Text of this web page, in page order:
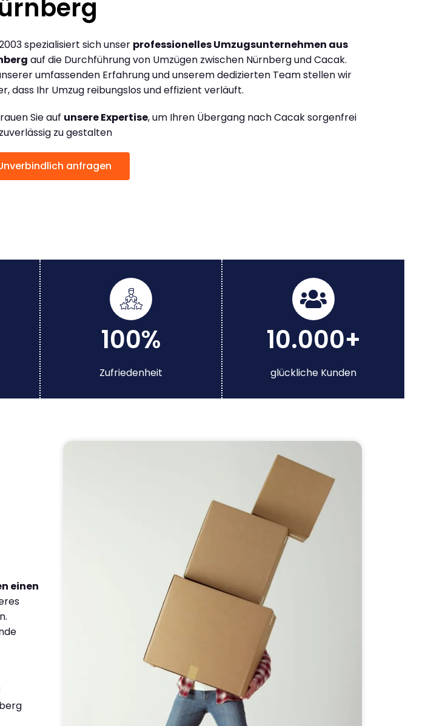
spezialisiert sich unser professionelles Umzugsunternehmen aus
auf die Durchführung von Umzügen zwischen Nürnberg und Cacak.
umfassenden Erfahrung und unserem dedizierten Team stellen wir
dass Ihr Umzug reibungslos und effizient verläuft.
Sie auf unsere Expertise, um Ihren Übergang nach Cacak sorgenfrei
zu gestalten
anfragen
100%
Zufriedenheit
10.000+
glückliche Kunden
einen